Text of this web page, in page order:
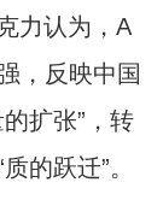
力认为，A
，反映中国
扩张”，转
的跃迁”。